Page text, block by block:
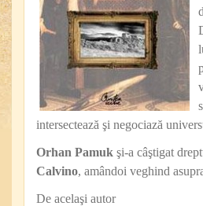
intersectează şi negociază
Orhan Pamuk şi-a câştigat
Calvino, amândoi veghind
De acelaşi autor